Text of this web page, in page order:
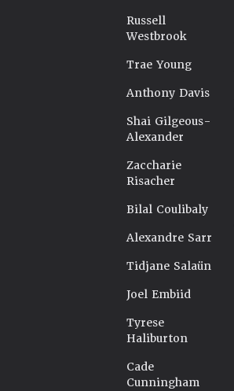
Russell
Westbrook
Trae Young
Anthony Davis
Shai Gilgeous-
Alexander
Zaccharie
Risacher
Bilal Coulibaly
Alexandre Sarr
Tidjane Salaün
Joel Embiid
Tyrese
Haliburton
Cade
Cunningham